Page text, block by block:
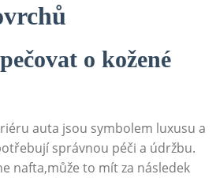
o kožené
auta jsou symbolem luxusu a
správnou péči a údržbu.
nafta,může to mít za následek